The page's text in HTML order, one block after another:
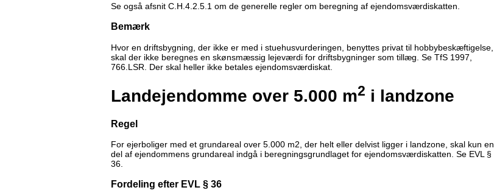
Se også afsnit C.H.4.2.5.1 om de generelle regler om beregning af ejendomsværdiskatten.
Bemærk
Hvor en driftsbygning, der ikke er med i stuehusvurderingen, benyttes privat til hobbybeskæftigelse,
skal der ikke beregnes en skønsmæssig lejeværdi for driftsbygninger som tillæg. Se TfS 1997,
766.LSR. Der skal heller ikke betales ejendomsværdiskat.
Landejendomme over 5.000 m2 i landzone
Regel
For ejerboliger med et grundareal over 5.000 m2, der helt eller delvist ligger i landzone, skal kun en
del af ejendommens grundareal indgå i beregningsgrundlaget for ejendomsværdiskatten. Se EVL §
36.
Fordeling efter EVL § 36